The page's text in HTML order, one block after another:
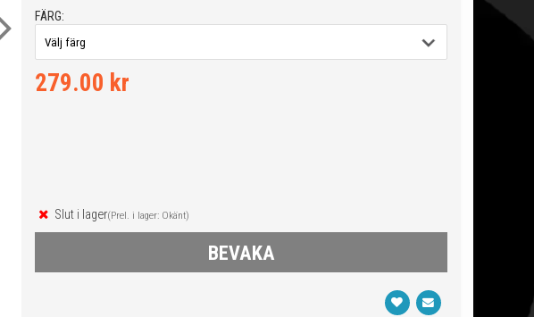
FÄRG:
279.00 kr
Slut i lager(Prel. i lager: Okänt)
BEVAKA